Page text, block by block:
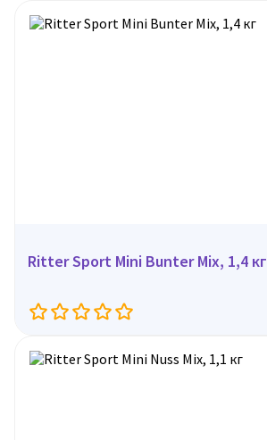
Ritter Sport Mini Bunter Mix, 1,4 кг